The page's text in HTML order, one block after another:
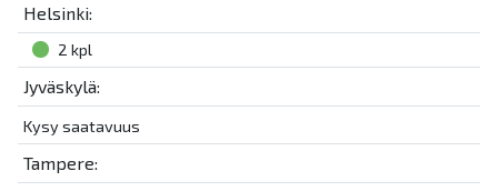
Helsinki:
2 kpl
Jyväskylä:
Kysy saatavuus
Tampere: